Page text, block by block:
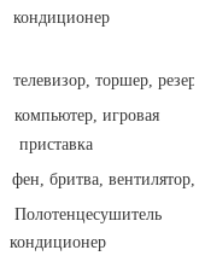
торшер,
игровая
приставка
вентилятор,